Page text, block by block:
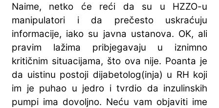
Naime, netko će reći da su u HZZO-u
manipulatori i da prečesto uskraćuju
informacije, iako su javna ustanova. OK, ali
pravim lažima pribjegavaju u iznimno
kritičnim situacijama, što ova nije. Poanta je
da uistinu postoji dijabetolog(inja) u RH koji
im je puhao u jedro i tvrdio da inzulinskih
pumpi ima dovoljno. Neću vam objaviti ime